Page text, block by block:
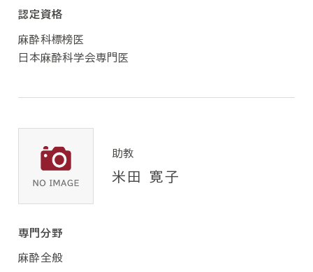
認定資格
麻酔科標榜医
日本麻酔科学会専門医
助教
米田 寛子
専門分野
麻酔全般